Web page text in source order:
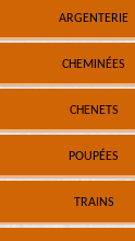
ARGENTERIE
CHEMINÉES
CHENETS
POUPÉES
TRAINS